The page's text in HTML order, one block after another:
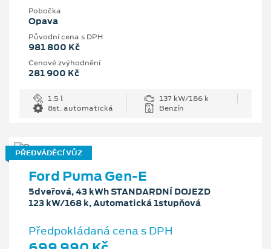
Pobočka
Opava
Původní cena s DPH
981 800 Kč
Cenové zvýhodnění
281 900 Kč
1.5 l
137 kW/186 k
8st. automatická
Benzín
PŘEDVÁDĚCÍ VŮZ
Ford Puma Gen-E
5dveřová, 43 kWh STANDARDNÍ DOJEZD
123 kW/168 k, Automatická 1stupňová
Předpokládaná cena s DPH